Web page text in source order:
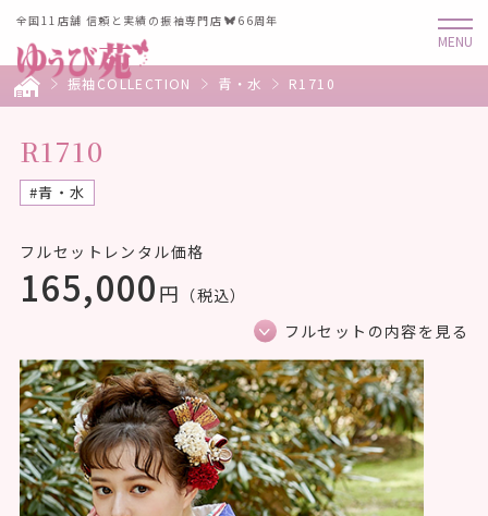
全国11店舗 信頼と実績の振袖専門店 66周年
振袖COLLECTION 青・水 R1710
R1710
#青・水
フルセットレンタル価格
165,000 円 （税込）
フルセットの内容を見る